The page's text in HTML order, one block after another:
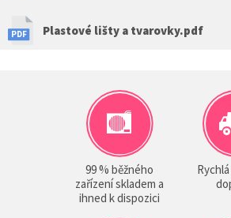
Plastové lišty a tvarovky.pdf
99 % běžného
zařízení skladem a
ihned k dispozici